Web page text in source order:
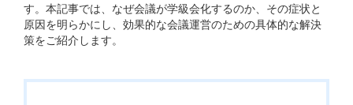
す。本記事では、なぜ会議が学級会化するのか、その症状と
原因を明らかにし、効果的な会議運営のための具体的な解決
策をご紹介します。